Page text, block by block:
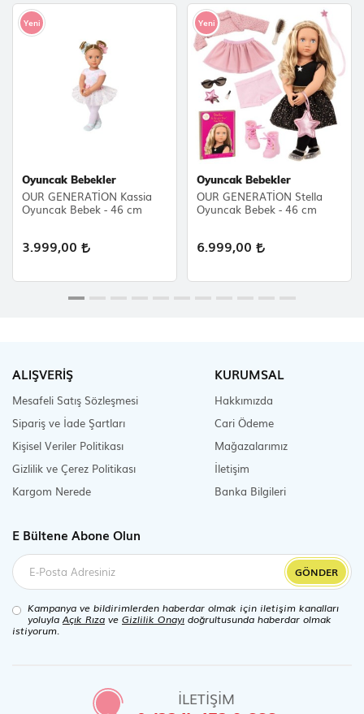
Yeni
Oyuncak Bebekler
OUR GENERATİON Kassia
Oyuncak Bebek - 46 cm
3.999,00
Yeni
Oyuncak Bebekler
OUR GENERATİON Stella
Oyuncak Bebek - 46 cm
6.999,00
ALIŞVERİŞ
Mesafeli Satış Sözleşmesi
Sipariş ve İade Şartları
Kişisel Veriler Politikası
Gizlilik ve Çerez Politikası
Kargom Nerede
KURUMSAL
Hakkımızda
Cari Ödeme
Mağazalarımız
İletişim
Banka Bilgileri
E Bültene Abone Olun
GÖNDER
Kampanya ve bildirimlerden haberdar olmak için iletişim kanalları
yoluylaAçık Rıza ve Gizlilik Onayı doğrultusunda haberdar olmak
istiyorum.
İLETİŞİM